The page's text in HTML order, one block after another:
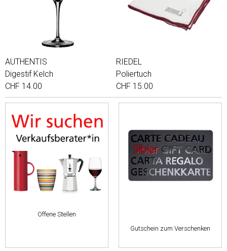
AUTHENTIS
Digestif Kelch
CHF 14.00
RIEDEL
Poliertuch
CHF 15.00
Offene Stellen
Gutschein zum Verschenken